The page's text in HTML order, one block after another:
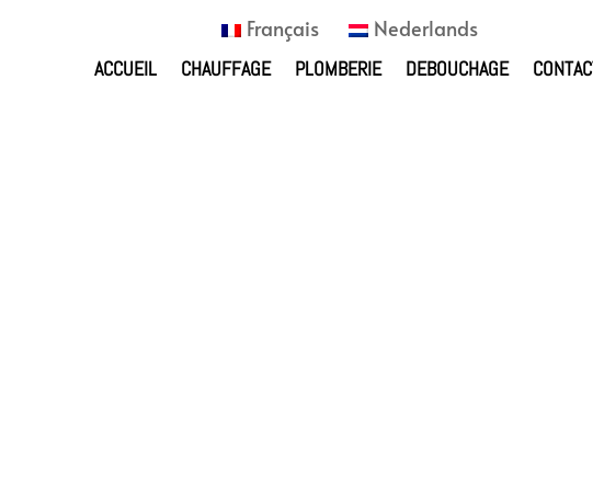
Français Nederlands
ACCUEIL CHAUFFAGE PLOMBERIE DEBOUCHAGE